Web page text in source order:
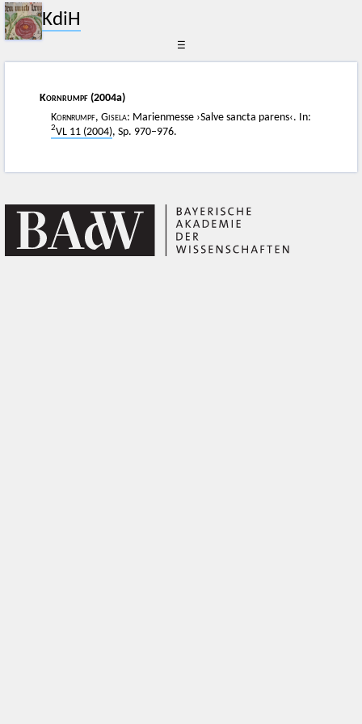
KdiH
☰
Kornrumpf (2004a)
Kornrumpf, Gisela: Marienmesse ›Salve sancta parens‹. In:
2VL 11 (2004), Sp. 970–976.